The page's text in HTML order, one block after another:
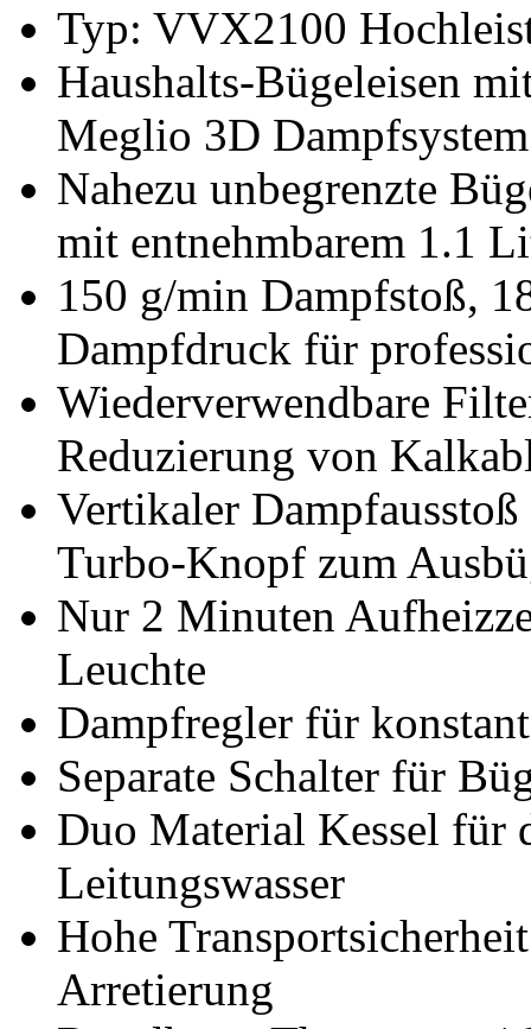
Typ: VVX2100
Haushalts-Bügeleisen
Meglio 3D Dampfsystem
Nahezu unbegrenzte
mit entnehmbarem 1.1
150 g/min Dampfstoß,
Dampfdruck für
Wiederverwendbare
Reduzierung von
Vertikaler
Turbo-Knopf zum
Nur 2 Minuten
Leuchte
Dampfregler für
Separate Schalter für
Duo Material Kessel für
Leitungswasser
Hohe
Arretierung